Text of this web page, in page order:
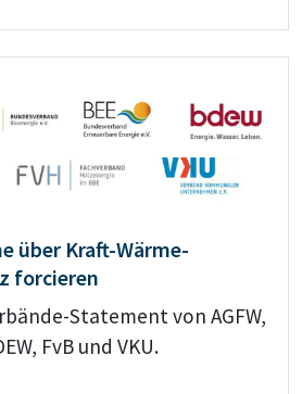
über Kraft-Wärme-
forcieren
Statement von AGFW,
FvB und VKU.